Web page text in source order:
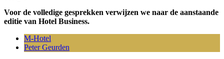
Voor de volledige gesprekken verwijzen we naar de aanstaande
editie van Hotel Business.
M-Hotel
Peter Geurden